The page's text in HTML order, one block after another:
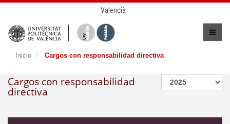
Valencià
Inicio Cargos con responsabilidad directiva
Cargos con responsabilidad
directiva